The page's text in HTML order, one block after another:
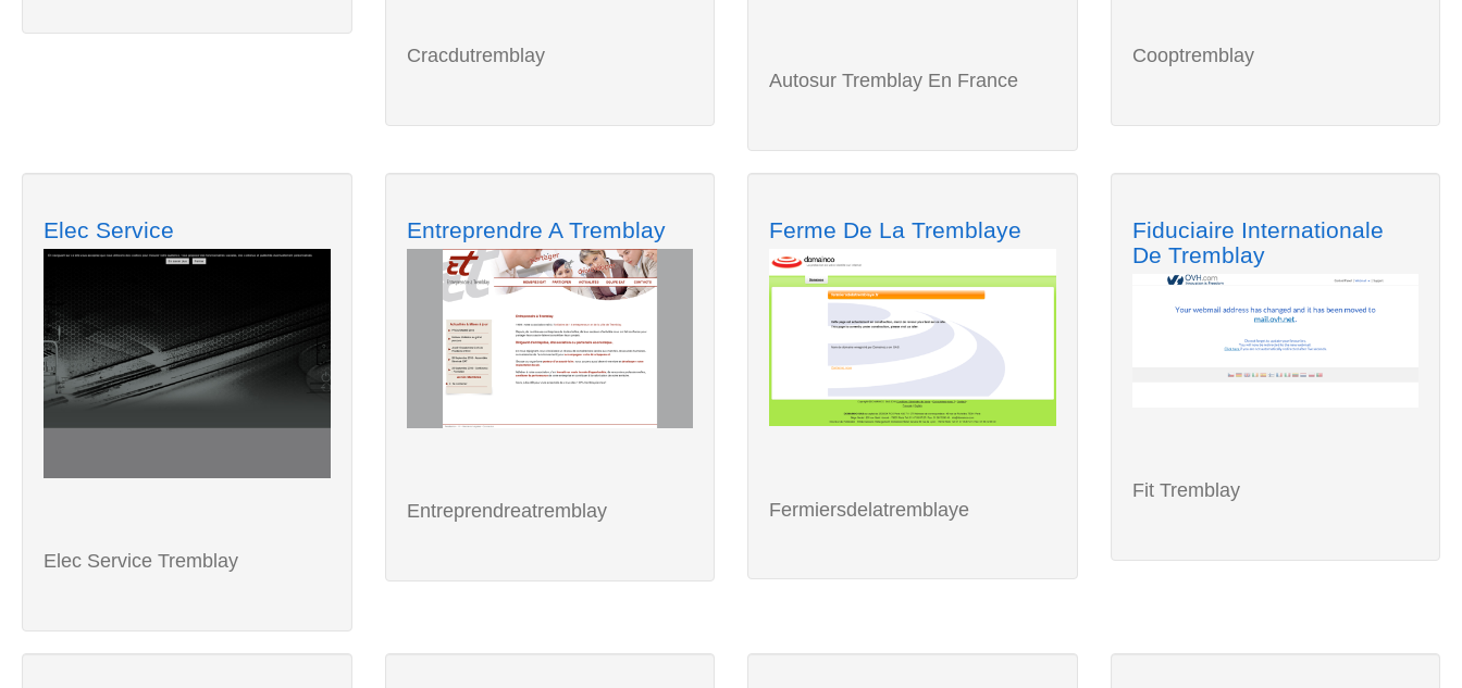
Cracdutremblay
Autosur Tremblay En France
Cooptremblay
Elec Service
Elec Service Tremblay
Entreprendre A Tremblay
Entreprendreatremblay
Ferme De La Tremblaye
Fermiersdelatremblaye
Fiduciaire Internationale
De Tremblay
Fit Tremblay